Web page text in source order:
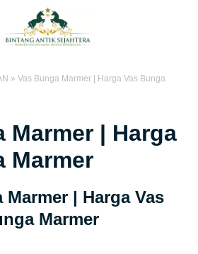
»Vas Bunga Marmer | Harga Vas Bunga
Marmer | Harga
Marmer
Marmer | Harga Vas
Marmer